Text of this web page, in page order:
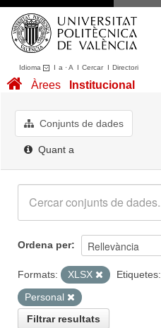
Idioma I a ·A I CercarI Directori
Conjunts de dades
Quant a
Àrees Institucional
Conjunts de dades
Quant a
Ordena per
Formats: XLSX Etiquetes:
Personal
Filtrar resultats